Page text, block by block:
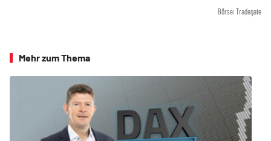
Börse: Tradegate
Mehr zum Thema